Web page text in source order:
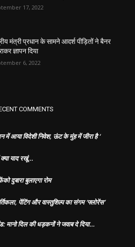
17, 2022
मंत्री प्रधान के सामने आदर्श पीड़ितों ने बैनर
ज्ञापन दिया
6, 2022
COMMENTS
में आया विदेशी निवेश, ऊंट के मुंह में जीरा है ‘
याद रखूं…
दुबारा बुलाएगा रोम
पेंटिंग और वास्तुशिल्प का संगम ‘फ्लोरेंस’
मानो दिल की धड़कनों ने जवाब दे दिया…